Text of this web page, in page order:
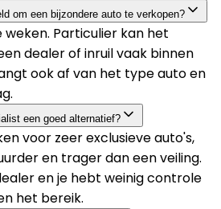
om een bijzondere auto te verkopen?
weken. Particulier kan het
dealer of inruil vaak binnen
ook af van het type auto en
een goed alternatief?
voor zeer exclusieve auto's,
en trager dan een veiling.
en je hebt weinig controle
het bereik.